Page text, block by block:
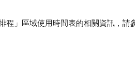
程」區域使用時間表的相關資訊，請